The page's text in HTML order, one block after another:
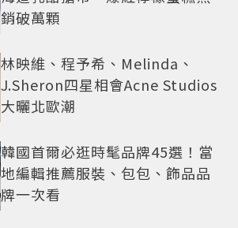
銷破萬顆
林映維、程予希、Melinda、
J.Sheron四星相會Acne Studios
大曬北歐潮
韓國首爾必逛時髦品牌45選！當
地編輯推薦服裝、包包、飾品品
牌一次看